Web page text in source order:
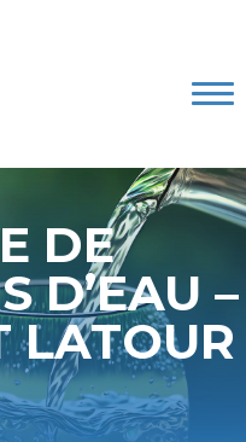
DE
D’EAU –
LATOUR